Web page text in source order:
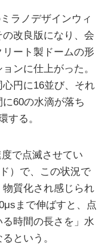
ラノデザインウィ
改良版になり、会
ート製ドームの形
ンに仕上がった。
円に16並び、それ
60の水滴が落ち
する。
で点滅させてい
）で、この状況で
質化され感じられ
まで伸ばすと、点
時間の長さを」水
という。